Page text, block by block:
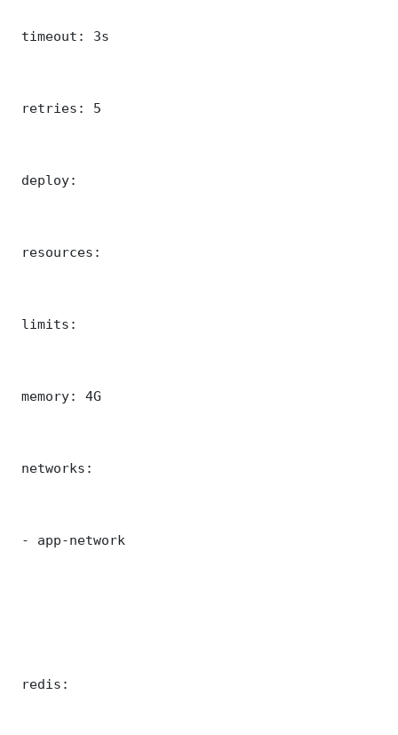
timeout: 3s
retries: 5
deploy:
resources:
limits:
memory: 4G
networks:
- app-network
redis: